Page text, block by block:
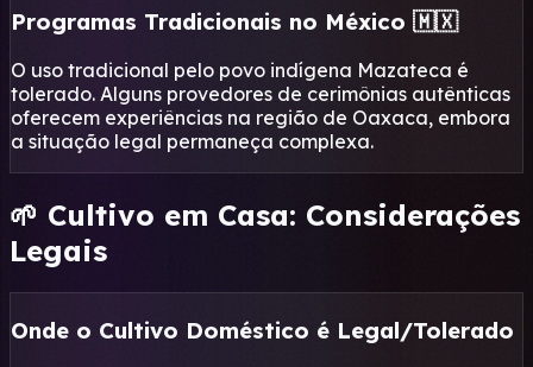
Programas Tradicionais no México 🇲🇽
O uso tradicional pelo povo indígena Mazateca é
tolerado. Alguns provedores de cerimônias autênticas
oferecem experiências na região de Oaxaca, embora
a situação legal permaneça complexa.
🌱 Cultivo em Casa: Considerações
Legais
Onde o Cultivo Doméstico é Legal/Tolerado